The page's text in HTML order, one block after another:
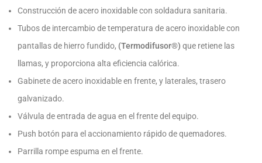
Construcción de acero inoxidable con soldadura sanitaria.
Tubos de intercambio de temperatura de acero inoxidable con
pantallas de hierro fundido, (Termodifusor®) que retiene las
llamas, y proporciona alta eficiencia calórica.
Gabinete de acero inoxidable en frente, y laterales, trasero
galvanizado.
Válvula de entrada de agua en el frente del equipo.
Push botón para el accionamiento rápido de quemadores.
Parrilla rompe espuma en el frente.